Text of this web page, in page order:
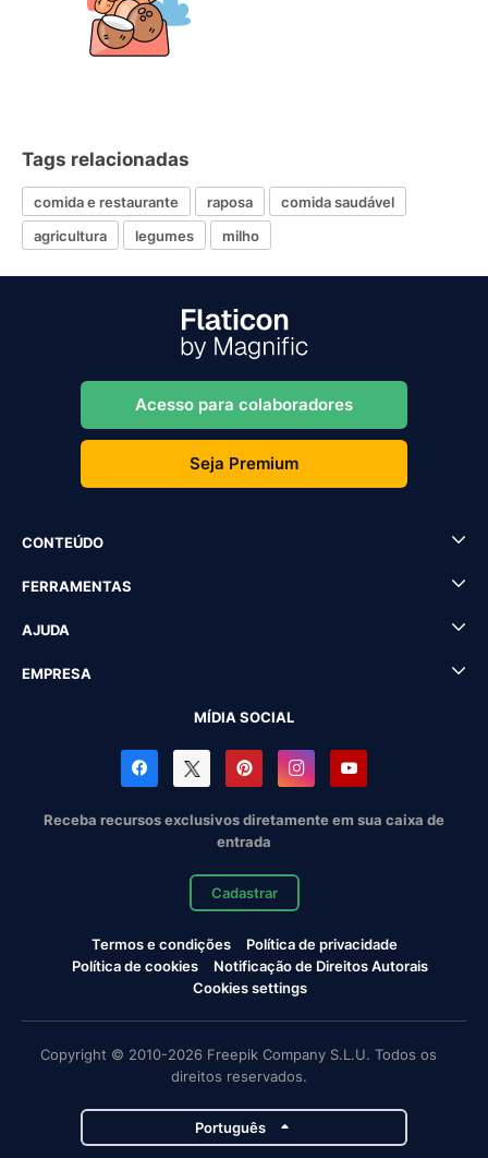
Tags relacionadas
comida e restaurante raposa
comida saudável
agricultura
legumes milho
Acesso para colaboradores
Seja Premium
CONTEÚDO
FERRAMENTAS
AJUDA
EMPRESA
MÍDIA SOCIAL
Receba recursos exclusivos diretamente em sua caixa de
entrada
Cadastrar
Termos e condições
Política de privacidade
Política de cookies
Notificação de Direitos Autorais
Cookies settings
Copyright © 2010-2026 Freepik Company S.L.U. Todos os
direitos reservados.
Português